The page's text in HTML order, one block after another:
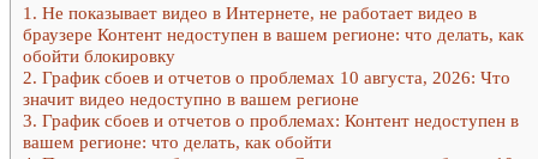
1. Не показывает видео в Интернете, не работает видео в
браузере Контент недоступен в вашем регионе: что делать, как
обойти блокировку
2. График сбоев и отчетов о проблемах 10 августа, 2026: Что
значит видео недоступно в вашем регионе
3. График сбоев и отчетов о проблемах: Контент недоступен в
вашем регионе: что делать, как обойти